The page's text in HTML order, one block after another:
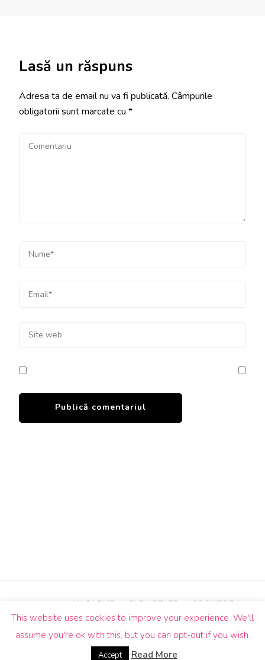
Lasă un răspuns
Adresa ta de email nu va fi publicată. Câmpurile
obligatorii sunt marcate cu *
rezervate.Blossom Pin | Dezvoltată deBlossom
Themes.Propulsată de
MAGAZINE PUBLICITATE COOKIES EU
This website uses cookies to improve your experience. We'll
assume you're ok with this, but you can opt-out if you wish.
Accept Read More